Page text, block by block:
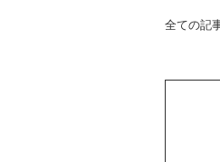
全ての記